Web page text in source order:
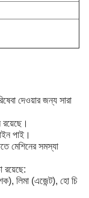
দেওয়ার জন্য সারা
পাই।
মেশিনের সমস্যা
রয়েছে:
লিমা (এজেন্ট), হো চি